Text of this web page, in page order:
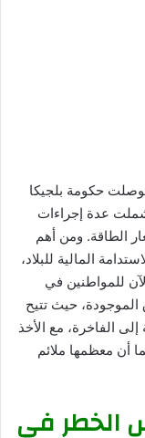
حكومة بلجيكا
العام 2022، والتي شملت عدة إجراءات
الطاقة. ومن أهم
المالية للبلاد،
للمواطنين في
الموجودة، حيث تتيح
الفاخرة، مع الأخذ
أن معظمها ملائم
الخطر في